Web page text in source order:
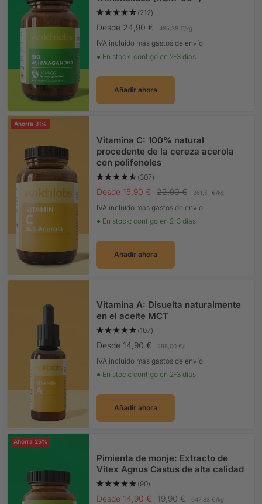
(212)
Precio Oferta
Desde 24,90 € 485,38 €/kg
IVA incluido más gastos de envío
● En stock: contigo en 2-3 días
Añadir ahora
Ahorra 31%
Vitamina C: 100% natural
procedente de la cereza acerola
con polifenoles
(307)
Precio Oferta
Desde 15,90 € Precio normal
22,90 € 261,51 €/kg
IVA incluido más gastos de envío
● En stock: contigo en 2-3 días
Añadir ahora
Vitamina A: Disuelta naturalmente
en el aceite MCT
(107)
Precio Oferta
Desde 14,90 € 298,00 €/l
IVA incluido más gastos de envío
● En stock: contigo en 2-3 días
Añadir ahora
Ahorra 25%
Pimienta de monje: Extracto de
Vitex Agnus Castus de alta calidad
(90)
Precio Oferta
Desde 14,90 € Precio normal
19,90 € 647,83 €/kg